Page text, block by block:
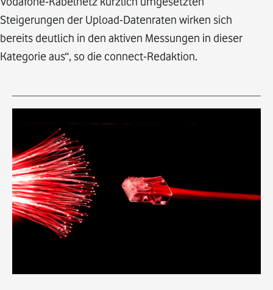
Steigerungen der Upload-Datenraten wirken sich
bereits deutlich in den aktiven Messungen in dieser
Kategorie aus“, so die connect-Redaktion.